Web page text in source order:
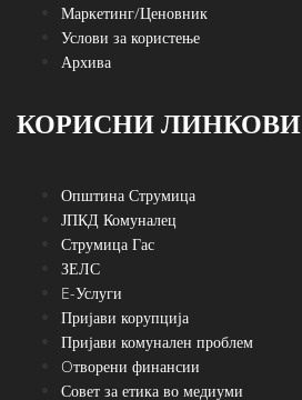
Маркетинг/Ценовник
Услови за користење
Архива
КОРИСНИ ЛИНКОВИ
Општина Струмица
ЈПКД Комуналец
Струмица Гас
ЗЕЛС
E-Услуги
Пријави корупција
Пријави комунален проблем
Oтворени финансии
Совет за етика во медиуми